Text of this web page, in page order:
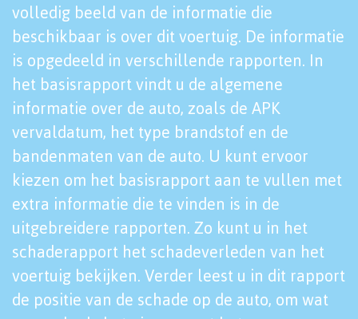
volledig beeld van de informatie die
beschikbaar is over dit voertuig. De informatie
is opgedeeld in verschillende rapporten. In
het basisrapport vindt u de algemene
informatie over de auto, zoals de APK
vervaldatum, het type brandstof en de
bandenmaten van de auto. U kunt ervoor
kiezen om het basisrapport aan te vullen met
extra informatie die te vinden is in de
uitgebreidere rapporten. Zo kunt u in het
schaderapport het schadeverleden van het
voertuig bekijken. Verder leest u in dit rapport
de positie van de schade op de auto, om wat